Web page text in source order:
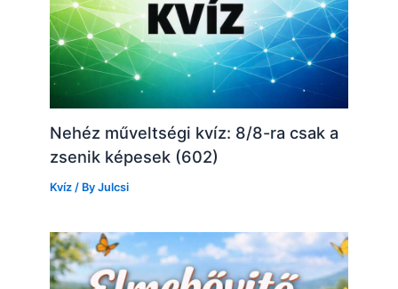
Nehéz műveltségi kvíz: 8/8-ra csak a
zsenik képesek (602)
Kvíz / ByJulcsi